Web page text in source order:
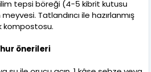
tepsi böreği (4-5 kibrit kutusu
Tatlandırıcı ile hazırlanmış
kompostosu.
önerileri